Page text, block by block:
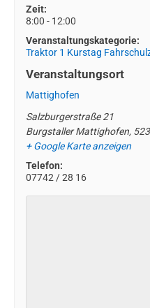
Zeit:
8:00 - 12:00
Veranstaltungskategorie:
Traktor 1 Kurstag
Veranstaltungsort
Mattighofen
Salzburgerstraße 21
Burgstaller Mattighofen,
+ Google Karte anzeigen
Telefon:
07742 / 28 16